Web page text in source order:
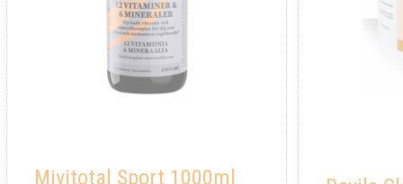
Mivitotal Sport 1000ml